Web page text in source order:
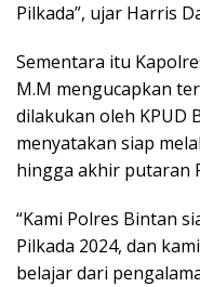
Pilkada”, ujar Harris
Sementara itu
M.M mengucapkan
dilakukan oleh KPUD
menyatakan siap
hingga akhir putaran
“Kami Polres Bintan
Pilkada 2024, dan
belajar dari